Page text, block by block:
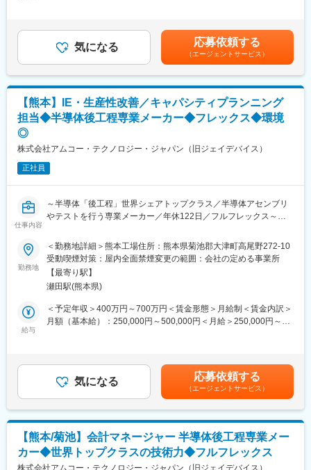
搬送ロボやソーター等、生産設備装置における全てを自社内製造
するメーカーであり、高度な制御技術と顧客要望に柔軟に対応で
きる、高い技術力が強みです。
ム上場企業です。
変更の範囲：会社の定める業務
■業務詳細
・製品の標準コストの設定・見直し
・原価低減・価格改定に向けた分析
・経営陣へのレポート作成・改善提案
・海外拠点との英文メール・Teams会議によるコミュニケーショ
◎製造現場と経営をつなぐ重要なポジションで、事業の損益構造
を深く理解・影響を与えられる環境です。
■採用背景
対象チームは4名体制（平均年齢54歳）のベテラン中心の構成で
す。
保が急務となっています。
製品別損益や標準原価の分析を通じて、事業改善や経営判断を支
【半導体「後工程」世界・日本シェアトップクラス】
世の中のあらゆるモノの中で、人々の生活を密かに支えている
「半導体」。当社はその半導体製造の中でも「後工程」と呼ばれ
ベルの最先端技術と生産規模・ノウハウを有し、各国の大手メー
カーとパートナーシップを築きながら、高品質な半導体を通じて
世界中の人々の暮らしを豊かにしています。
固定手当を含めた表記です。
気になる 応募依頼する
（エージェントサービス）
【熊本】IE・生産性改善／キャパシティプランニング
担当◆半導体後工程専業メーカー◆フレックス◆環境
◎
株式会社アムコー・テクノロジー・ジャパン（旧ジェイデバイス）
正社員
仕事内容
～半導体「後工程」世界シェアトップクラス／半導体アセンブリ
やテストを行う専業メーカー／年休122日／フルフレックス～
■業務概要
Capacity Planning課にて、IE（インダストリアルエンジニアリン
グ）の視点から、製造リソースの最適化・生産能力管理・工程改
善・生産性向上などを推進していただくポジションです。
製造現場・関係部門と連携しながら、データに基づく改善活動を
進めていただきます。
■業務詳細
・設備能力管理・稼働率確認・基準データ管理（SAP等）
・需要予測に基づく生産リソース（設備・スペース・人員）の計
・データに基づく生産性分析と改善活動の推進
・設備稼働率の改善・最適配置
勤務地
＜勤務地詳細＞熊本工場住所：熊本県菊池郡大津町高尾野272-10
受動喫煙対策：屋内全面禁煙変更の範囲：会社の定める事業所
【最寄り駅】
瀬田駅(熊本県)
給与
＜予定年収＞400万円～700万円＜賃金形態＞月給制＜賃金内訳＞
月額（基本給）：250,000円～500,000円＜月給＞250,000円～
固定手当を含めた表記です。
気になる 応募依頼する
（エージェントサービス）
【熊本/菊池】会計マネージャー 半導体後工程専業メー
カー◆世界トップクラスの技術力◆フルフレックス
株式会社アムコー・テクノロジー・ジャパン（旧ジェイデバイス）